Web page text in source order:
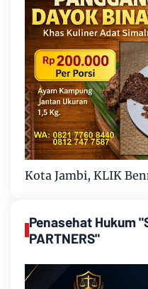
Kota Jambi, KLIK
Penasehat Hukum
PARTNERS"